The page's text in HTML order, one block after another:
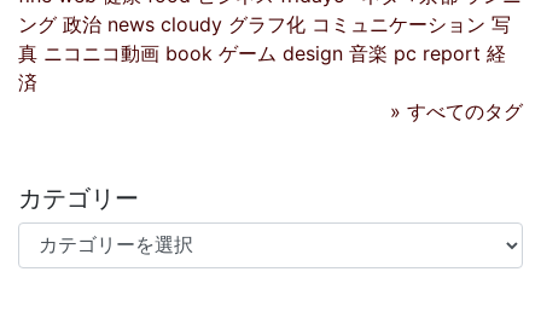
ング 政治 news cloudy グラフ化 コミュニケーション 写
真 ニコニコ動画 book ゲーム design 音楽 pc report 経
済
» すべてのタグ
カテゴリー
カテゴリー